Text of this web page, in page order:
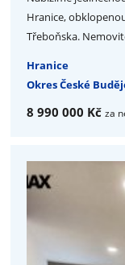
Hranice,
Třeboňska.
Hranice
Okres České
8 990 000 Kč za